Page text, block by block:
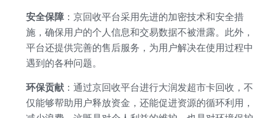
安全保障 ：京回收平台采用先进的加密技术和安全措
施，确保用户的个人信息和交易数据不被泄露。此外，
平台还提供完善的售后服务，为用户解决在使用过程中
遇到的各种问题。
环保贡献 ：通过京回收平台进行大润发超市卡回收，不
仅能够帮助用户释放资金，还能促进资源的循环利用，